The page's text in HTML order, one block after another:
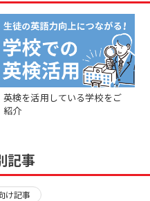
英検を活用している学校をご
紹介
記事
け記事